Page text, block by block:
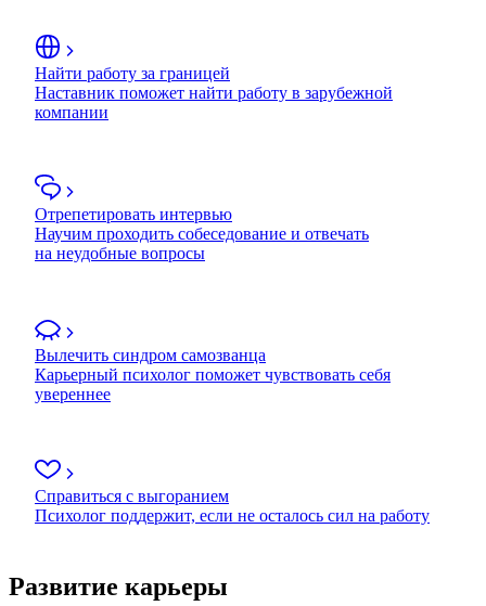
Найти работу за границей
Наставник поможет найти работу в зарубежной
компании
Отрепетировать интервью
Научим проходить собеседование и отвечать
на неудобные вопросы
Вылечить синдром самозванца
Карьерный психолог поможет чувствовать себя
увереннее
Справиться с выгоранием
Психолог поддержит, если не осталось сил на работу
Развитие карьеры